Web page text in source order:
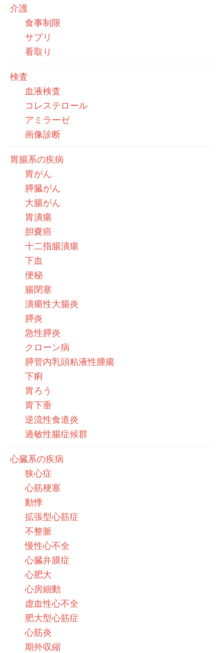
介護
食事制限
サプリ
看取り
検査
血液検査
コレステロール
アミラーゼ
画像診断
胃腸系の疾病
胃がん
膵臓がん
大腸がん
胃潰瘍
胆嚢癌
十二指腸潰瘍
下血
便秘
腸閉塞
潰瘍性大腸炎
膵炎
急性膵炎
クローン病
膵管内乳頭粘液性腫瘍
下痢
胃ろう
胃下垂
逆流性食道炎
過敏性腸症候群
心臓系の疾病
狭心症
心筋梗塞
動悸
拡張型心筋症
不整脈
慢性心不全
心臓弁膜症
心肥大
心房細動
虚血性心不全
肥大型心筋症
心筋炎
期外収縮